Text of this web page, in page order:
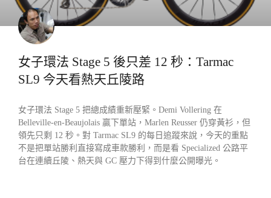
女子環法 Stage 5 後只差 12 秒：Tarmac
SL9 今天看熱天丘陵路
女子環法 Stage 5 把總成績重新壓緊。Demi Vollering 在
Belleville-en-Beaujolais 贏下單站，Marlen Reusser 仍穿黃衫，但
領先只剩 12 秒。對 Tarmac SL9 的每日追蹤來說，今天的重點
不是把單站勝利直接寫成車款勝利，而是看 Specialized 公路平
台在連續丘陵、熱天與 GC 壓力下得到什麼公開曝光。